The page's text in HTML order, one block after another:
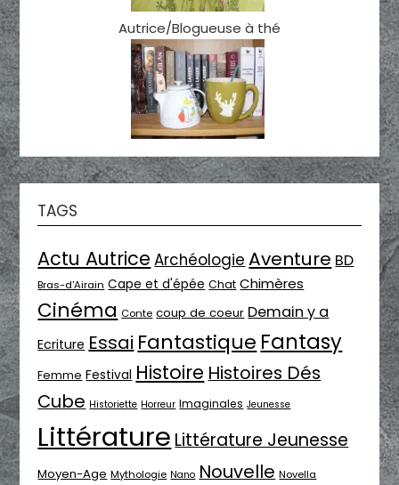
Autrice/Blogueuse à thé
TAGS
Actu Autrice Archéologie Aventure BD
Bras-d'Airain Cape et d'épée Chat Chimères
Cinéma Conte coup de coeur Demain y a
Ecriture Essai Fantastique Fantasy
Femme Festival Histoire Histoires Dés
Cube Historiette Horreur Imaginales Jeunesse
Littérature Littérature Jeunesse
Moyen-Age Mythologie Nano Nouvelle Novella